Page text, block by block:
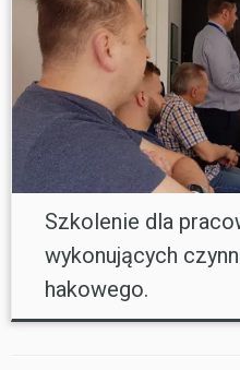
Szkolenie dla
wykonujących
hakowego.